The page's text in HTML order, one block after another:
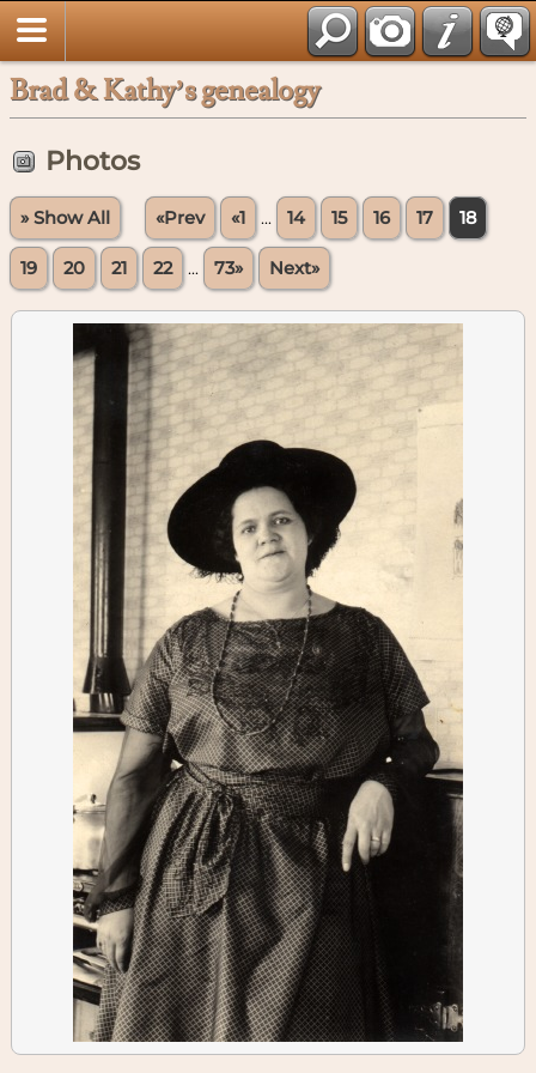
Brad & Kathy’s genealogy
Photos
» Show All «Prev «1 ... 14 15 16 17 18
19 20 21 22 ... 73» Next»